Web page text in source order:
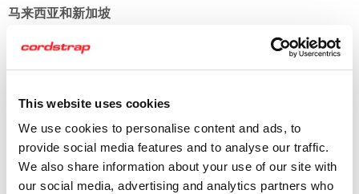
This website uses cookies
We use cookies to personalise content and ads, to
provide social media features and to analyse our traffic.
We also share information about your use of our site with
our social media, advertising and analytics partners who
马来西亚和新加坡
联系信息
电话 +64 3 5485459
联系信息
沙特阿拉伯
电话 +966 3 8473734